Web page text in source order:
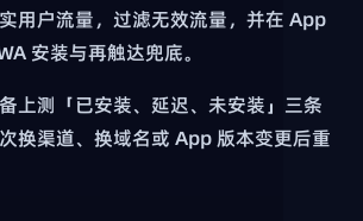
用户流量，过滤无效流量，并在 App
安装与再触达兜底。
上测「已安装、延迟、未安装」三条
换渠道、换域名或 App 版本变更后重